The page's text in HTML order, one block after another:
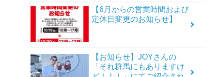
【6月からの営業時間および
定休日変更のお知らせ】
【お知らせ】JOYさんの
「それ群馬にもありますけ